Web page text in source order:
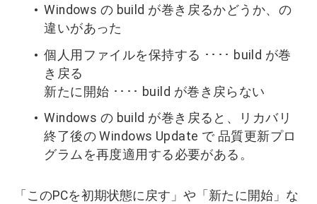
Windows の build が巻き戻るかどうか、の
違いがあった
個人用ファイルを保持する ････ build が巻
き戻る
新たに開始 ････ build が巻き戻らない
Windows の build が巻き戻ると、リカバリ
終了後の Windows Update で 品質更新プロ
グラムを再度適用する必要がある。
「このPCを初期状態に戻す」や「新たに開始」な